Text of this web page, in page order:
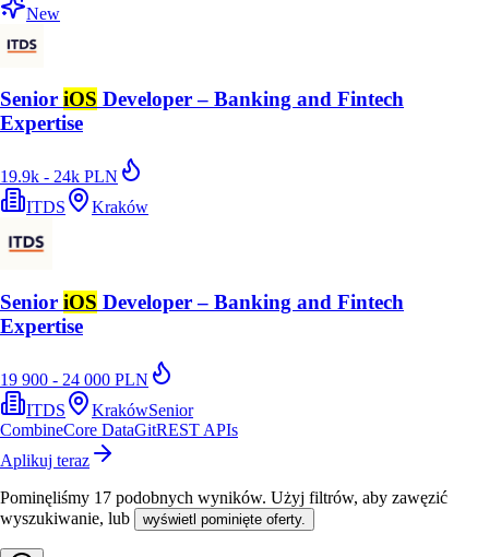
New
Senior iOS Developer – Banking and Fintech
Expertise
19.9k - 24k PLN
ITDS
Kraków
Senior iOS Developer – Banking and Fintech
Expertise
19 900 - 24 000 PLN
ITDS
KrakówSenior
CombineCore DataGitREST APIs
Aplikuj teraz
Pominęliśmy 17 podobnych wyników. Użyj filtrów, aby zawęzić
wyszukiwanie, lub
wyświetl pominięte oferty.